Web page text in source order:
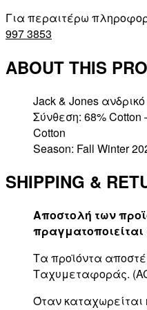
ποσότητα
Για περαιτέρω
997 3853
ABOUT THIS
Jack & Jones
Σύνθεση: 68% Cotton
Cotton
Season: Fall Winter
SHIPPING &
Αποστολή των
Τα προϊόντα
Ταχυμεταφοράς.
Όταν καταχωρείται